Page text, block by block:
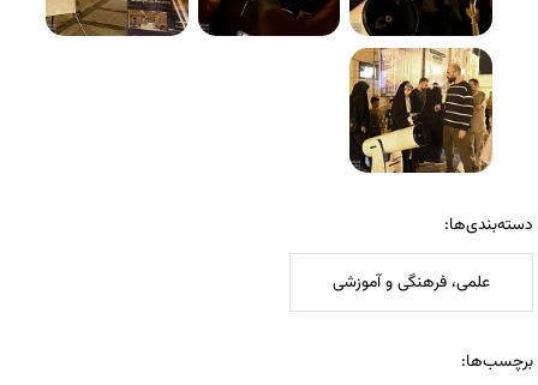
دسته‌بندی‌ها:
علمی، فرهنگی و آموزشی
برچسب‌ها: